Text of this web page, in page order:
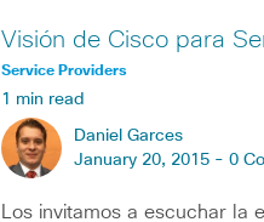
Visión de Cisco para
Service Providers
1 min read
Daniel Garces
January 20, 2015 - 0
Los invitamos a escuchar la